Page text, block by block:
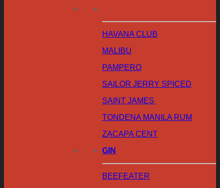
HAVANA CLUB
MALIBU
PAMPERO
SAILOR JERRY SPICED
SAINT JAMES
TONDENA MANILA RUM
ZACAPA CENT
GIN
BEEFEATER